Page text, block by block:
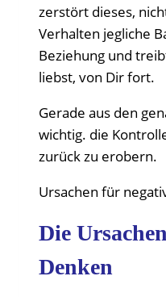
zerstört dieses,
Verhalten jegliche
Beziehung und
liebst, von Dir fort.
Gerade aus den
wichtig. die
zurück zu erobern.
Ursachen für
Die
Denken